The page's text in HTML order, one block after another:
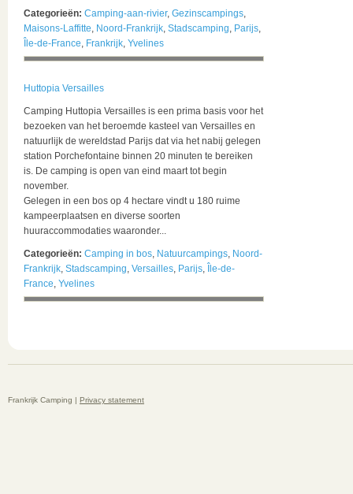
Categorieën: Camping-aan-rivier, Gezinscampings,
Maisons-Laffitte, Noord-Frankrijk, Stadscamping, Parijs,
Île-de-France, Frankrijk, Yvelines
Huttopia Versailles
Camping Huttopia Versailles is een prima basis voor het
bezoeken van het beroemde kasteel van Versailles en
natuurlijk de wereldstad Parijs dat via het nabij gelegen
station Porchefontaine binnen 20 minuten te bereiken
is. De camping is open van eind maart tot begin
november.
Gelegen in een bos op 4 hectare vindt u 180 ruime
kampeerplaatsen en diverse soorten
huuraccommodaties waaronder...
Categorieën: Camping in bos, Natuurcampings, Noord-
Frankrijk, Stadscamping, Versailles, Parijs,
Île-de-
France, Yvelines
Frankrijk Camping | Privacy statement